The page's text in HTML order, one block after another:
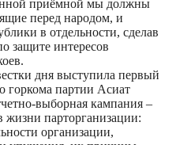
приёмной мы должны
перед народом, и
в отдельности, сделав
защите интересов
дня выступила первый
горкома партии Асиат
выборная кампания –
жизни парторганизации:
организации,